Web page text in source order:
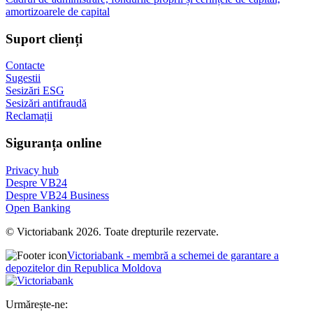
amortizoarele de capital
Suport clienți
Contacte
Sugestii
Sesizări ESG
Sesizări antifraudă
Reclamații
Siguranța online
Privacy hub
Despre VB24
Despre VB24 Business
Open Banking
© Victoriabank 2026. Toate drepturile rezervate.
Victoriabank - membră a schemei de garantare a
depozitelor din Republica Moldova
Urmărește-ne: